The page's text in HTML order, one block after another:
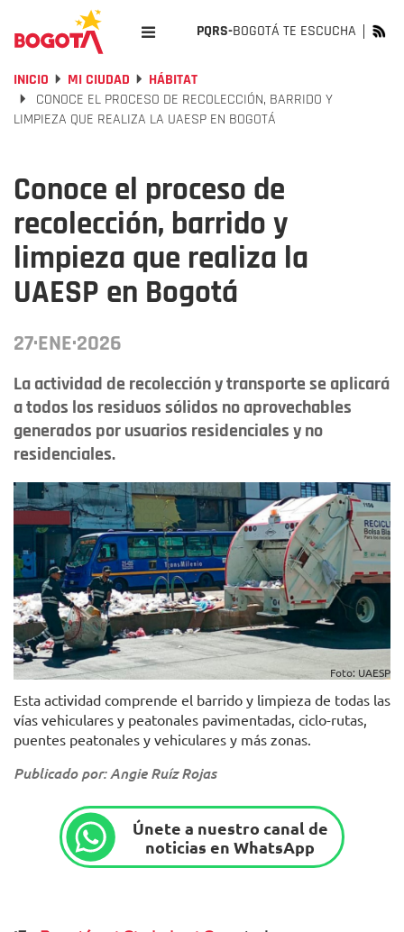
PQRS-BOGOTÁ TE ESCUCHA
INICIO MI CIUDAD
HÁBITAT
CONOCE EL PROCESO DE RECOLECCIÓN, BARRIDO Y
LIMPIEZA QUE REALIZA LA UAESP EN BOGOTÁ
Conoce el proceso de
recolección, barrido y
limpieza que realiza la
UAESP en Bogotá
27·ENE·2026
La actividad de recolección y transporte se aplicará
a todos los residuos sólidos no aprovechables
generados por usuarios residenciales y no
residenciales.
Foto: UAESP
Esta actividad comprende el barrido y limpieza de todas las
vías vehiculares y peatonales pavimentadas, ciclo-rutas,
puentes peatonales y vehiculares y más zonas.
Publicado por: Angie Ruíz Rojas
Únete a nuestro canal de
noticias en WhatsApp